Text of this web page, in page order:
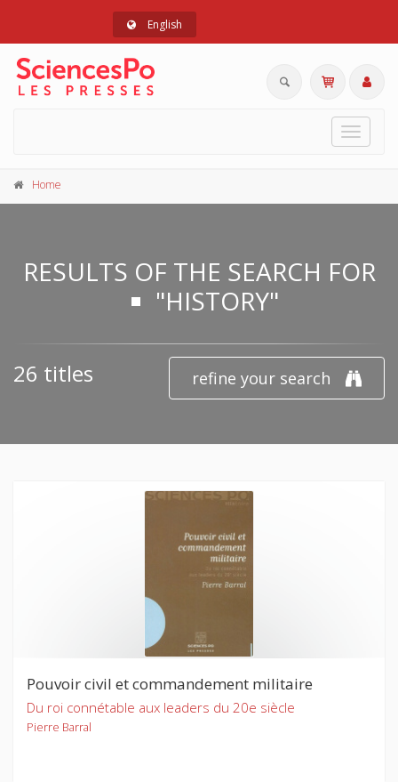
English
Toggle
Home
RESULTS OF THE SEARCH FOR
"HISTORY"
refine your search
26 titles
Pouvoir civil et commandement militaire
Du roi connétable aux leaders du 20e siècle
Pierre Barral